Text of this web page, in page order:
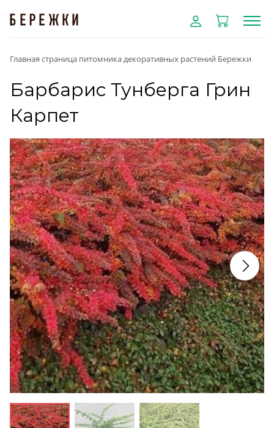
Главная страница питомника декоративных растений Бережки
Барбарис Тунберга Грин
Карпет